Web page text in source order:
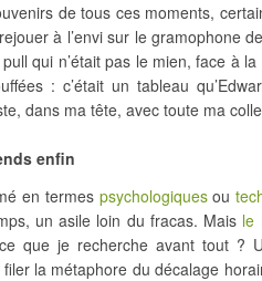
de tous ces moments,
à l’envi sur le gramophone
qui n’était pas le mien, face à
: c’était un tableau
dans ma tête, avec toute ma
enfin
en termes psychologiquesou
un asile loin du fracas. Mais le
ce que je recherche avant tout
filer la métaphore du décalage